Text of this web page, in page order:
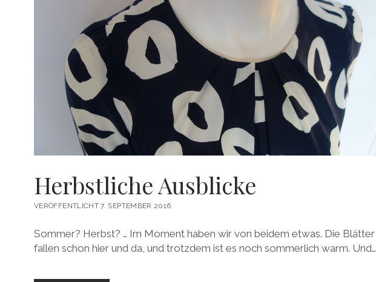
Herbstliche Ausblicke
VERÖFFENTLICHT 7. SEPTEMBER 2016
Sommer? Herbst? … Im Moment haben wir von beidem etwas. Die Blätter
fallen schon hier und da, und trotzdem ist es noch sommerlich warm. Und…